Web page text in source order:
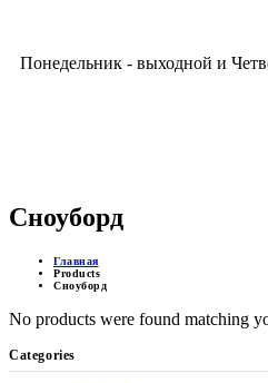
Понедельник - выходной и
Сноуборд
Главная
Products
Сноуборд
No products were found matching
Categories